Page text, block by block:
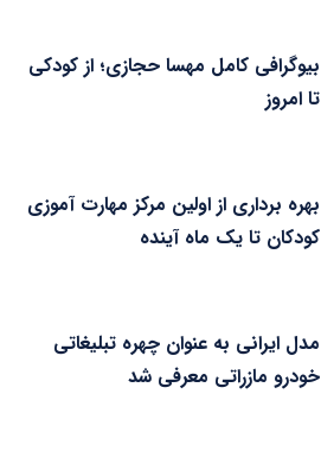
بیوگرافی کامل مهسا حجازی؛ از کودکی
تا امروز
بهره برداری از اولین مرکز مهارت آموزی
کودکان تا یک ماه آینده
مدل ایرانی به عنوان چهره تبلیغاتی
خودرو مازراتی معرفی شد